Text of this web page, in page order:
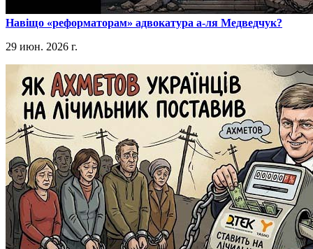
​Навіщо «реформаторам» адвокатура а-ля Медведчук?
29 июн. 2026 г.